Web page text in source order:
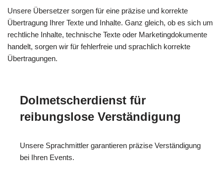
Unsere Übersetzer sorgen für eine präzise und korrekte
Übertragung Ihrer Texte und Inhalte. Ganz gleich, ob es sich um
rechtliche Inhalte, technische Texte oder Marketingdokumente
handelt, sorgen wir für fehlerfreie und sprachlich korrekte
Übertragungen.
Dolmetscherdienst für
reibungslose Verständigung
Unsere Sprachmittler garantieren präzise Verständigung
bei Ihren Events.